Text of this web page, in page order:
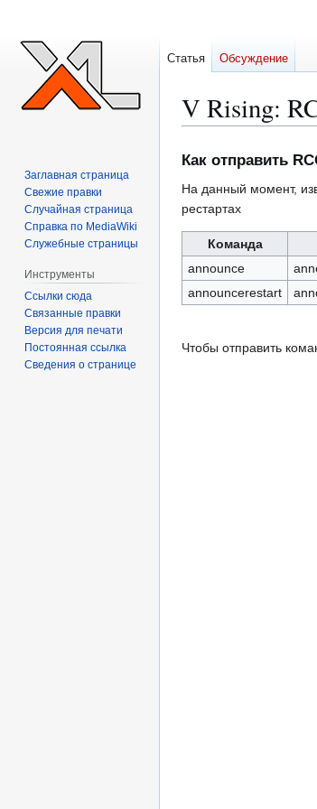
V Rising:
к
навигации
к
поиску
Как отправить
На данный момент,
рестартах
Команда
announce
announcerestart
Чтобы отправить
Статья Обсуждение
Заглавная страница
Свежие правки
Случайная страница
Справка по MediaWiki
Служебные страницы
Инструменты
Ссылки сюда
Связанные правки
Версия для печати
Постоянная ссылка
Сведения о странице